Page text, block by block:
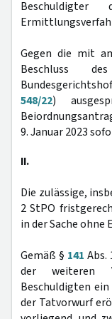
Gegen die mit
Beschluss
548/22)
9. Januar 2023
II.
Die zulässige,
2 StPO
in der Sache ohne
Gemäß § 141 Abs.
der weiteren
Beschuldigten
der Tatvorwurf